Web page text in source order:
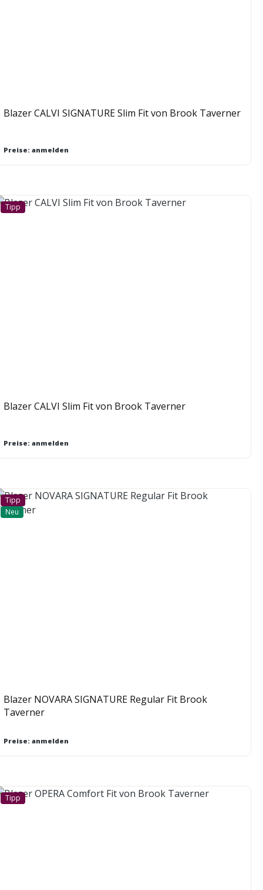
Blazer CALVI SIGNATURE Slim Fit von Brook Taverner
Preise: anmelden
Tipp
Blazer CALVI Slim Fit von Brook Taverner
Preise: anmelden
Tipp
Neu
Blazer NOVARA SIGNATURE Regular Fit Brook
Taverner
Preise: anmelden
Tipp